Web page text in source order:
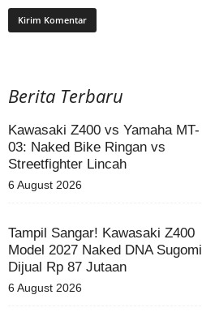
Berita Terbaru
Kawasaki Z400 vs Yamaha MT-
03: Naked Bike Ringan vs
Streetfighter Lincah
6 August 2026
Tampil Sangar! Kawasaki Z400
Model 2027 Naked DNA Sugomi
Dijual Rp 87 Jutaan
6 August 2026